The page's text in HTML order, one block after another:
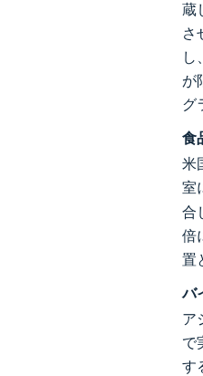
蔵
さ
し
が
グ
食
米
室
合
倍
置
バ
ア
で
す